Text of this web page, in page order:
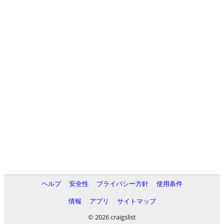
ヘルプ 安全性 プライバシー方針
使用条件
情報
アプリ
サイトマップ
© 2026 craigslist